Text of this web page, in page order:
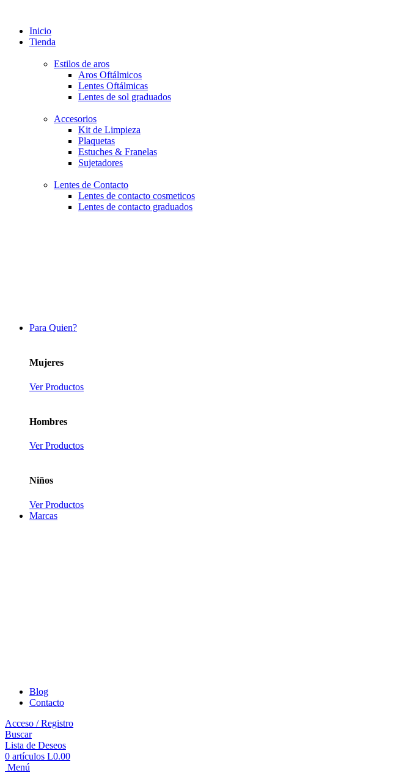
Inicio
Tienda
Estilos de aros
Aros Oftálmicos
Lentes Oftálmicas
Lentes de sol graduados
Accesorios
Kit de Limpieza
Plaquetas
Estuches & Franelas
Sujetadores
Lentes de Contacto
Lentes de contacto cosmeticos
Lentes de contacto graduados
Para Quien?
Mujeres
Ver Productos
Hombres
Ver Productos
Niños
Ver Productos
Marcas
Blog
Contacto
Acceso / Registro
Buscar
Lista de Deseos
0 artículos L0.00
Menú